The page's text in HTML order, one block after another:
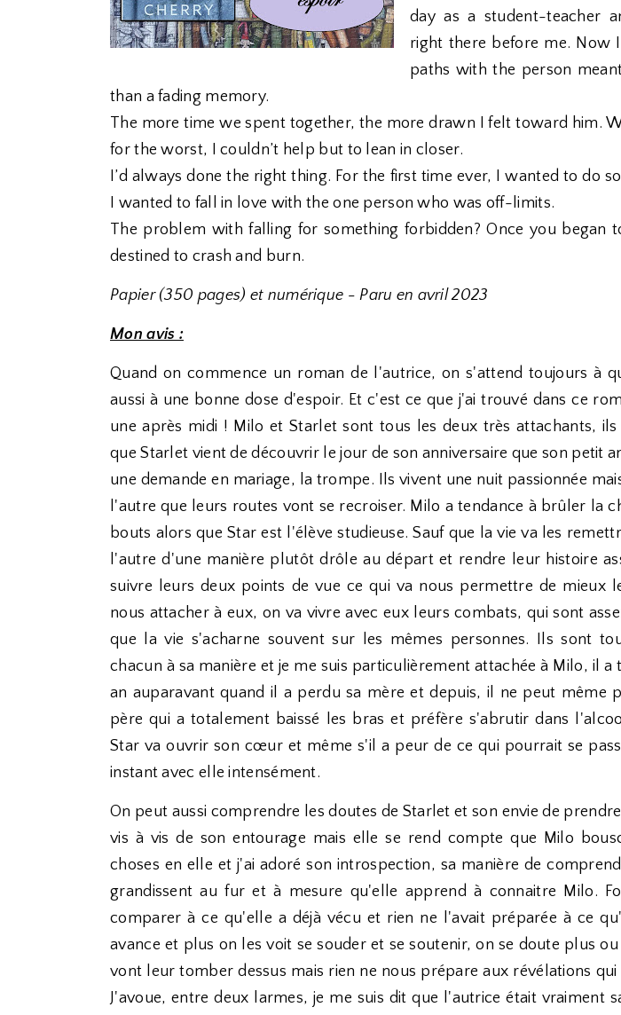
day as a student-teacher
right there before me. Now
paths with the person
than a fading memory.
The more time we spent together, the more drawn I felt toward him.
for the worst, I couldn’t help but to lean in closer.
I’d always done the right thing. For the first time ever, I wanted to do
I wanted to fall in love with the one person who was off-limits.
The problem with falling for something forbidden? Once you began
destined to crash and burn.
Papier (350 pages) et numérique - Paru en avril 2023
Mon avis :
Quand on commence un roman de l'autrice, on s'attend toujours à
aussi à une bonne dose d'espoir. Et c'est ce que j'ai trouvé dans ce
une après midi ! Milo et Starlet sont tous les deux très attachants,
que Starlet vient de découvrir le jour de son anniversaire que son petit
une demande en mariage, la trompe. Ils vivent une nuit passionnée
l'autre que leurs routes vont se recroiser. Milo a tendance à brûler la
bouts alors que Star est l'élève studieuse. Sauf que la vie va les
l'autre d'une manière plutôt drôle au départ et rendre leur histoire
suivre leurs deux points de vue ce qui va nous permettre de mieux
nous attacher à eux, on va vivre avec eux leurs combats, qui sont
que la vie s'acharne souvent sur les mêmes personnes. Ils sont
chacun à sa manière et je me suis particulièrement attachée à Milo, il a
an auparavant quand il a perdu sa mère et depuis, il ne peut même
père qui a totalement baissé les bras et préfère s'abrutir dans
Star va ouvrir son cœur et même s'il a peur de ce qui pourrait se
instant avec elle intensément.
On peut aussi comprendre les doutes de Starlet et son envie de
vis à vis de son entourage mais elle se rend compte que Milo
choses en elle et j'ai adoré son introspection, sa manière de
grandissent au fur et à mesure qu'elle apprend à connaitre Milo.
comparer à ce qu'elle a déjà vécu et rien ne l'avait préparée à ce
avance et plus on les voit se souder et se soutenir, on se doute plus
vont leur tomber dessus mais rien ne nous prépare aux révélations
J'avoue, entre deux larmes, je me suis dit que l'autrice était vraiment